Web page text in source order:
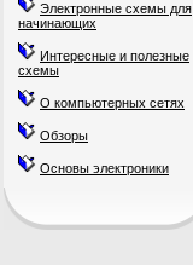
Электронные схемы для
начинающих
Интересные и полезные
схемы
О компьютерных сетях
Обзоры
Основы электроники